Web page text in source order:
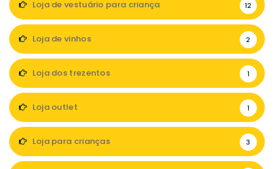
Loja de vestuário para criança 12
Loja de vinhos 2
Loja dos trezentos 1
Loja outlet 1
Loja para crianças 3